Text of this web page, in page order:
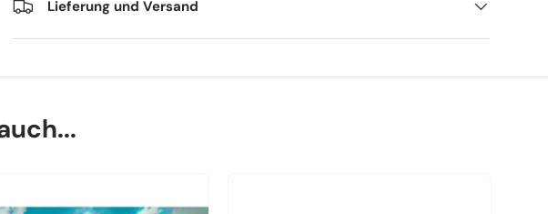
Lieferung und Versand